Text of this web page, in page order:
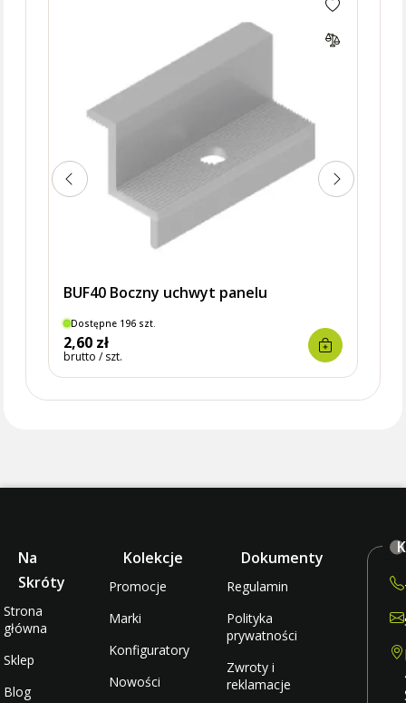
BUF40 Boczny uchwyt panelu
Dostępne 196 szt.
2,60 zł
brutto / szt.
Na
Skróty
Strona
główna
Sklep
Blog
Kolekcje
Promocje
Marki
Konfiguratory
Nowości
Dokumenty
Regulamin
Polityka
prywatności
Zwroty i
reklamacje